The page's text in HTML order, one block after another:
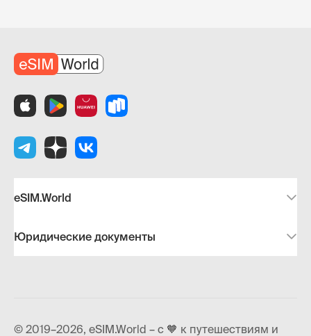
eSIM.World
Юридические документы
© 2019–2026, eSIM.World – с 🧡 к путешествиям и